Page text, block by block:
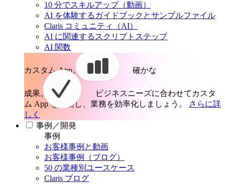
10 分でスキルアップ（動画）
AI を体験するガイドブックとサンプルファイル
Claris コミュニティ（AI）
AI に関連するスクリプトステップ
AI 関数
カスタム App。 確かな
成果。
ビジネスニーズに合わせてカスタ
ム App を構築し、業務を効率化しましょう。
さらに詳
しく
事例／開発
事例
お客様事例と動画
お客様事例（ブログ）
50 の業種別ユースケース
Claris ブログ